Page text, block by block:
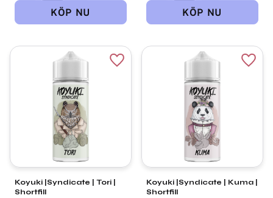
Koyuki |Syndicate | Tori |
Shortfill
Lägg till i favoriter
Koyuki |Syndicate | Kuma |
Shortfill